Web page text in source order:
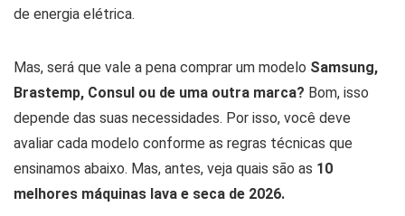
de energia elétrica.
Mas, será que vale a pena comprar um modelo Samsung,
Brastemp, Consul ou de uma outra marca? Bom, isso
depende das suas necessidades. Por isso, você deve
avaliar cada modelo conforme as regras técnicas que
ensinamos abaixo. Mas, antes, veja quais são as 10
melhores máquinas lava e seca de 2026.